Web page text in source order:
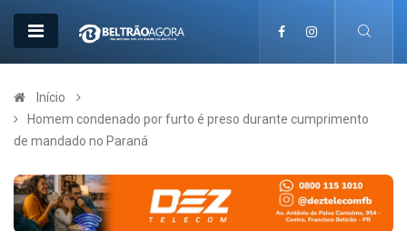
Início
Homem condenado por furto é preso durante cumprimento
de mandado no Paraná